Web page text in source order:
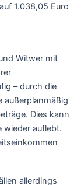
1.038,05 Euro
Witwer mit
– durch die
außerplanmäßig
Dies kann
wieder auflebt.
allerdings